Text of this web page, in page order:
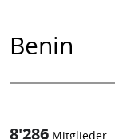
Benin
8'286 Mitglieder